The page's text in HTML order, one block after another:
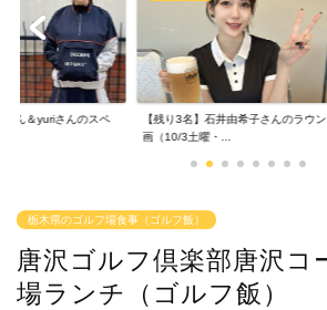
ん＆yuriさんのスペ
【残り3名】石井由希子さんのラウ
画（10/3土曜・...
栃木県のゴルフ場食事（ゴルフ飯）
唐沢ゴルフ倶楽部唐沢コ
場ランチ（ゴルフ飯）